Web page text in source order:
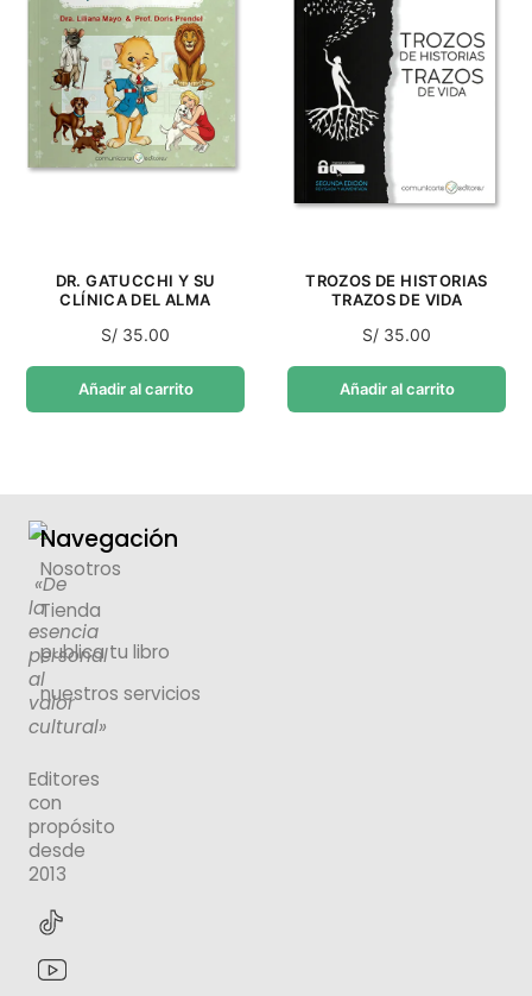
DR. GATUCCHI Y SU
CLÍNICA DEL ALMA
S/ 35.00
Añadir al carrito
TROZOS DE HISTORIAS
TRAZOS DE VIDA
S/ 35.00
Añadir al carrito
«De
la
esencia
personal
al
valor
cultural»
Editores
con
propósito
desde
2013
Navegación
Nosotros
Tienda
publica tu libro
nuestros servicios